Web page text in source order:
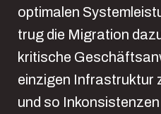
optimalen
trug die Migration
kritische
einzigen Infrastruktur
und so